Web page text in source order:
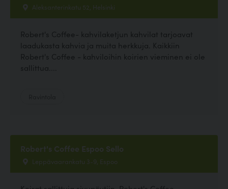
Aleksanterinkatu 52, Helsinki
Robert's Coffee- kahvilaketjun kahvilat tarjoavat
laadukasta kahvia ja muita herkkuja. Kaikkiin
Robert's Coffee - kahviloihin koirien vieminen ei ole
sallittua....
Robert's Coffee Espoo Sello
Leppävaarankatu 3-9, Espoo